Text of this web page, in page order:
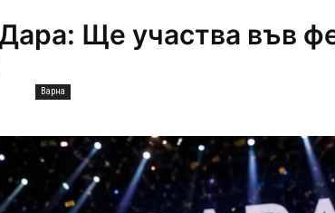
Ще участва във
Варна